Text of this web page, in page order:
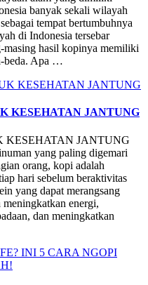
banyak sekali wilayah
tempat bertumbuhnya
di Indonesia tersebar
masing hasil kopinya memiliki
beda. Apa …
KESEHATAN JANTUNG
KESEHATAN JANTUNG
yang paling digemari
orang, kopi adalah
hari sebelum beraktivitas
yang dapat merangsang
meningkatkan energi,
dan meningkatkan